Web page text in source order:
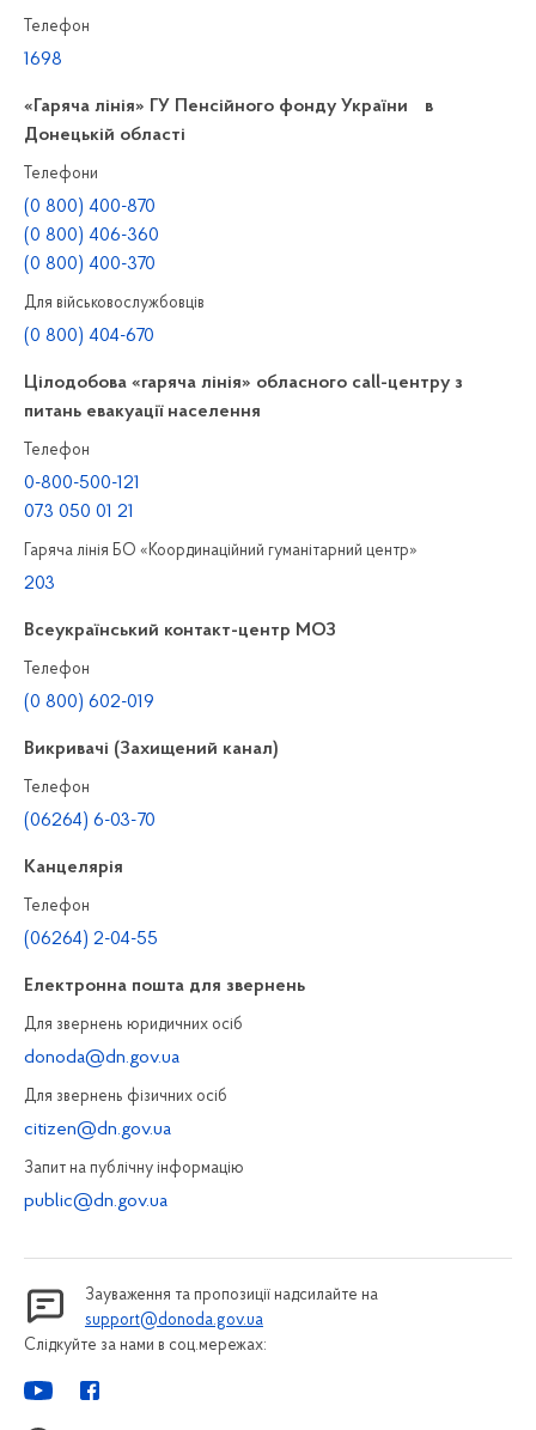
Телефон
1698
«Гаряча лінія» ГУ Пенсійного фонду України в
Донецькій області
Телефони
(0 800) 400-870
(0 800) 406-360
(0 800) 400-370
Для військовослужбовців
(0 800) 404-670
Цілодобова «гаряча лінія» обласного call-центру з
питань евакуації населення
Телефон
0-800-500-121
073 050 01 21
Гаряча лінія БО «Координаційний гуманітарний центр»
203
Всеукраїнський контакт-центр МОЗ
Телефон
(0 800) 602-019
Викривачі (Захищений канал)
Телефон
(06264) 6-03-70
Канцелярiя
Телефон
(06264) 2-04-55
Електронна пошта для звернень
Для звернень юридичних осiб
donoda@dn.gov.ua
Для звернень фізичних осiб
citizen@dn.gov.ua
Запит на публiчну інформацiю
public@dn.gov.ua
Зауваження та пропозиції надсилайте на
support@donoda.gov.ua
Слідкуйте за нами в соц.мережах: